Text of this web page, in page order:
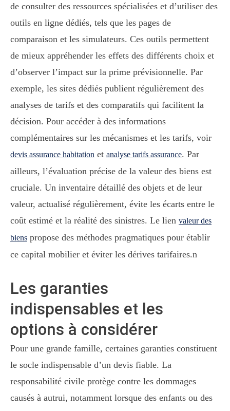
de consulter des ressources spécialisées et d’utiliser des
outils en ligne dédiés, tels que les pages de
comparaison et les simulateurs. Ces outils permettent
de mieux appréhender les effets des différents choix et
d’observer l’impact sur la prime prévisionnelle. Par
exemple, les sites dédiés publient régulièrement des
analyses de tarifs et des comparatifs qui facilitent la
décision. Pour accéder à des informations
complémentaires sur les mécanismes et les tarifs, voir
devis assurance habitation et analyse tarifs assurance. Par
ailleurs, l’évaluation précise de la valeur des biens est
cruciale. Un inventaire détaillé des objets et de leur
valeur, actualisé régulièrement, évite les écarts entre le
coût estimé et la réalité des sinistres. Le lien valeur des
biens propose des méthodes pragmatiques pour établir
ce capital mobilier et éviter les dérives tarifaires.n
Les garanties
indispensables et les
options à considérer
Pour une grande famille, certaines garanties constituent
le socle indispensable d’un devis fiable. La
responsabilité civile protège contre les dommages
causés à autrui, notamment lorsque des enfants ou des